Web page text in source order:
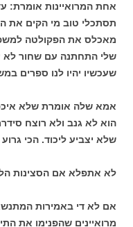
אחת המרואיינות אומרת:
תסתכלי טוב מי הקים את
מאכלס את הפקולטה
שלי התחתנה עם שחור לא
שעכשיו יהיו לנו ספרים
אמא שלה אומרת שלא
הוא לא גנב ולא רוצח
שלא יצביע ליכוד. הכי גרוע
לא אתפלא אם הסצינות
אם לא די באמירות
מרואיינים שהפנימו את